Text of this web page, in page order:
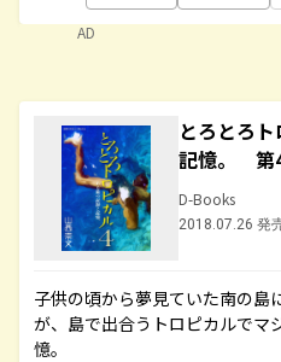
AD
とろとろ
記憶。 第
D-Books
2018.07.26 発
子供の頃から夢見ていた南の島
が、島で出合うトロピカルでマ
憶。